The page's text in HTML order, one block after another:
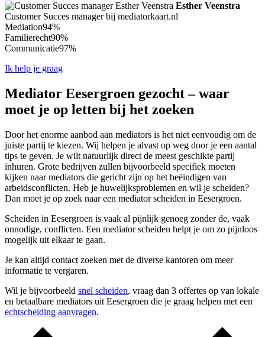
Esther Veenstra
Customer Succes manager bij mediatorkaart.nl
Mediation94%
Familierecht90%
Communicatie97%
Ik help je graag
Mediator Eesergroen gezocht – waar
moet je op letten bij het zoeken
Door het enorme aanbod aan mediators is het niet eenvoudig om de
juiste partij te kiezen. Wij helpen je alvast op weg door je een aantal
tips te geven. Je wilt natuurlijk direct de meest geschikte partij
inhuren. Grote bedrijven zullen bijvoorbeeld specifiek moeten
kijken naar mediators die gericht zijn op het beëindigen van
arbeidsconflicten. Heb je huwelijksproblemen en wil je scheiden?
Dan moet je op zoek naar een mediator scheiden in Eesergroen.
Scheiden in Eesergroen is vaak al pijnlijk genoeg zonder de, vaak
onnodige, conflicten. Een mediator scheiden helpt je om zo pijnloos
mogelijk uit elkaar te gaan.
Je kan altijd contact zoeken met de diverse kantoren om meer
informatie te vergaren.
Wil je bijvoorbeeld snel scheiden, vraag dan 3 offertes op van lokale
en betaalbare mediators uit Eesergroen die je graag helpen met een
echtscheiding aanvragen.